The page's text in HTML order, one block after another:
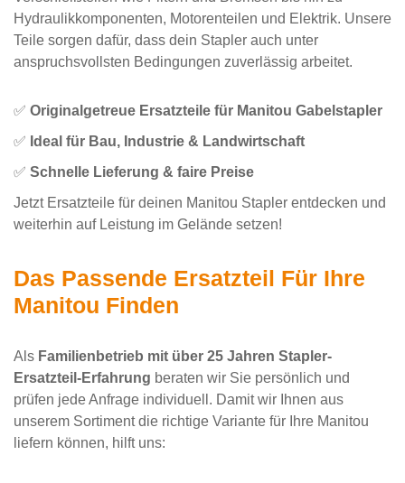
Hydraulikkomponenten, Motorenteilen und Elektrik. Unsere
Teile sorgen dafür, dass dein Stapler auch unter
anspruchsvollsten Bedingungen zuverlässig arbeitet.
✅ Originalgetreue Ersatzteile für Manitou Gabelstapler
✅ Ideal für Bau, Industrie & Landwirtschaft
✅ Schnelle Lieferung & faire Preise
Jetzt Ersatzteile für deinen Manitou Stapler entdecken und
weiterhin auf Leistung im Gelände setzen!
Das Passende Ersatzteil Für Ihre
Manitou Finden
Als Familienbetrieb mit über 25 Jahren Stapler-
Ersatzteil-Erfahrung beraten wir Sie persönlich und
prüfen jede Anfrage individuell. Damit wir Ihnen aus
unserem Sortiment die richtige Variante für Ihre Manitou
liefern können, hilft uns: